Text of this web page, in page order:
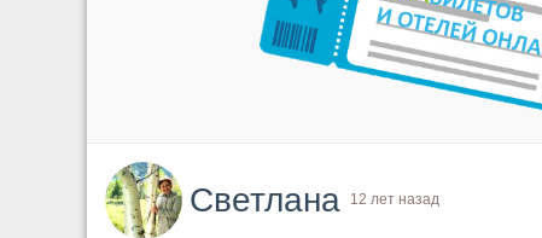
Светлана 12 лет назад